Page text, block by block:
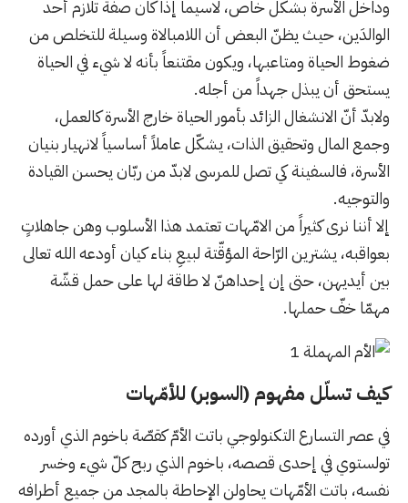
وداخل الأسرة بشكل خاص، لاسيما إذا كان صفة تلازم أحد
الوالدَين، حيث يظنّ البعض أن اللامبالاة وسيلة للتخلص من
ضغوط الحياة ومتاعبها، ويكون مقتنعاً بأنه لا شيء في الحياة
يستحق أن يبذل جهداً من أجله.
ولابدّ أنّ الانشغال الزائد بأمور الحياة خارج الأسرة كالعمل،
وجمع المال وتحقيق الذات، يشكّل عاملاً أساسياً لانهيار بنيان
الأسرة، فالسفينة كي تصل للمرسى لابدّ من ربّان يحسن القيادة
والتوجيه.
إلا أننا نرى كثيراً من الامّهات تعتمد هذا الأسلوب وهن جاهلاتٍ
بعواقبه، يشترين الرّاحة المؤقّتة لبيعِ بناء كيان أودعه الله تعالى
بين أيديهن، حتى إن إحداهنّ لا طاقة لها على حمل قشّة
مهمّا خفّ حملها.
كيف تسلّل مفهوم (السوبر) للأمّهات
في عصر التسارع التكنولوجي باتت الأمّ كقصّة باخوم الذي أورده
تولستوي في إحدى قصصه، باخوم الذي ربح كلّ شيء وخسر
نفسه، باتت الأمّهات يحاولن الإحاطة بالمجد من جميع أطرافه